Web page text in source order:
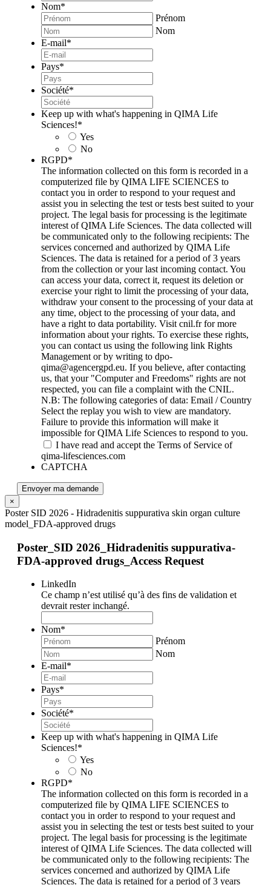
Nom*
Prénom
Nom
E-mail*
Pays*
Société*
Keep up with what's happening in QIMA Life
Sciences!*
Yes
No
RGPD*
The information collected on this form is recorded in a
computerized file by QIMA LIFE SCIENCES to
contact you in order to respond to your request and
assist you in selecting the test or tests best suited to your
project. The legal basis for processing is the legitimate
interest of QIMA Life Sciences. The data collected will
be communicated only to the following recipients: The
services concerned and authorized by QIMA Life
Sciences. The data is retained for a period of 3 years
from the collection or your last incoming contact. You
can access your data, correct it, request its deletion or
exercise your right to limit the processing of your data,
withdraw your consent to the processing of your data at
any time, object to the processing of your data, and
have a right to data portability. Visit cnil.fr for more
information about your rights. To exercise these rights,
you can contact us using the following link Rights
Management or by writing to dpo-
qima@agencergpd.eu. If you believe, after contacting
us, that your "Computer and Freedoms" rights are not
respected, you can file a complaint with the CNIL.
N.B: The following categories of data: Email / Country
Select the replay you wish to view are mandatory.
Failure to provide this information will make it
impossible for QIMA Life Sciences to respond to you.
I have read and accept the Terms of Service of
qima-lifesciences.com
CAPTCHA
Envoyer ma demande
×
Poster SID 2026 - Hidradenitis suppurativa skin organ culture
model_FDA-approved drugs
Poster_SID 2026_Hidradenitis suppurativa-
FDA-approved drugs_Access Request
LinkedIn
Ce champ n’est utilisé qu’à des fins de validation et
devrait rester inchangé.
Nom*
Prénom
Nom
E-mail*
Pays*
Société*
Keep up with what's happening in QIMA Life
Sciences!*
Yes
No
RGPD*
The information collected on this form is recorded in a
computerized file by QIMA LIFE SCIENCES to
contact you in order to respond to your request and
assist you in selecting the test or tests best suited to your
project. The legal basis for processing is the legitimate
interest of QIMA Life Sciences. The data collected will
be communicated only to the following recipients: The
services concerned and authorized by QIMA Life
Sciences. The data is retained for a period of 3 years